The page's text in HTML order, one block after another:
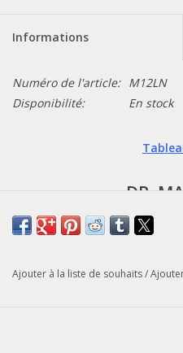
Informations
Numéro de l'article: M12LN
Disponibilité:
En stock
DR.
-
Inspirée de notre Mary-Jane
Ajouter à la liste de souhaits/